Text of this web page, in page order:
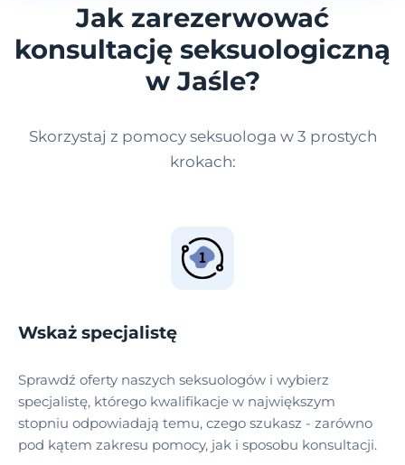
Jak zarezerwować
konsultację seksuologiczną
w Jaśle?
Skorzystaj z pomocy seksuologa w 3 prostych
krokach:
Wskaż specjalistę
Sprawdź oferty naszych seksuologów i wybierz
specjalistę, którego kwalifikacje w największym
stopniu odpowiadają temu, czego szukasz - zarówno
pod kątem zakresu pomocy, jak i sposobu konsultacji.